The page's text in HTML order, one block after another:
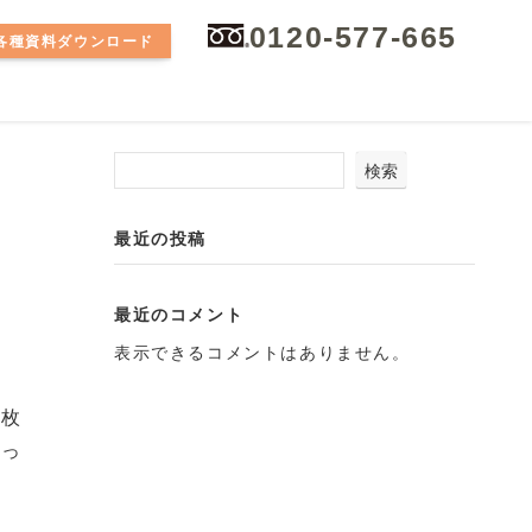
種資料ダウンロード 0120-577-665
検索
最近の投稿
最近のコメント
表示できるコメントはありません。